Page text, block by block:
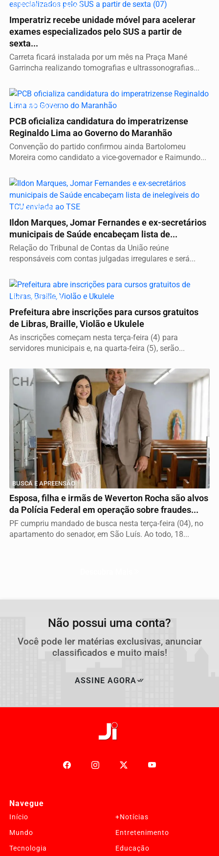
SERVIÇO A POPULAÇÃO
Imperatriz recebe unidade móvel para acelerar
exames especializados pelo SUS a partir de
sexta...
Carreta ficará instalada por um mês na Praça Mané
Garrincha realizando tomografias e ultrassonografias...
É DE IMPERATRIZ
PCB oficializa candidatura do imperatrizense
Reginaldo Lima ao Governo do Maranhão
Convenção do partido confirmou ainda Bartolomeu
Moreira como candidato a vice-governador e Raimundo...
ELEIÇÕES 2026
Ildon Marques, Jomar Fernandes e ex-secretários
municipais de Saúde encabeçam lista de...
Relação do Tribunal de Contas da União reúne
responsáveis com contas julgadas irregulares e será...
INCLUSÃO SOCIAL
Prefeitura abre inscrições para cursos gratuitos
de Libras, Braille, Violão e Ukulele
As inscrições começam nesta terça-feira (4) para
servidores municipais e, na quarta-feira (5), serão...
BUSCA E APREENSÃO
Esposa, filha e irmãs de Weverton Rocha são alvos
da Polícia Federal em operação sobre fraudes...
PF cumpriu mandado de busca nesta terça-feira (04), no
apartamento do senador, em São Luís. Ao todo, 18...
Não possui uma conta?
Você pode ler matérias exclusivas, anunciar
classificados e muito mais!
ASSINE AGORA
Navegue
Início
+Notícias
Mundo
Entretenimento
Tecnologia
Educação
Termos de Uso e Privacidade
Esse site utiliza cookies para melhorar sua experiência